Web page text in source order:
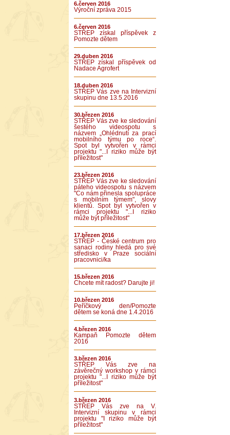
6.červen 2016
Výroční zpráva 2015
6.červen 2016
STŘEP získal příspěvek z
Pomozte dětem
29.duben 2016
STŘEP získal příspěvek od
Nadace Agrofert
18.duben 2016
STŘEP Vás zve na Intervizní
skupinu dne 13.5.2016
30.březen 2016
STŘEP Vás zve ke sledování
šestého videospotu s
názvem „Ohlédnutí za prací
mobilního týmu po roce“.
Spot byl vytvořen v rámci
projektu "...I riziko může být
příležitost"
23.březen 2016
STŘEP Vás zve ke sledování
páteho videospotu s názvem
"Co nám přinesla spolupráce
s mobilním týmem", slovy
klientů. Spot byl vytvořen v
rámci projektu "...I riziko
může být příležitost"
17.březen 2016
STŘEP - České centrum pro
sanaci rodiny hledá pro své
středisko v Praze sociální
pracovnici/ka
15.březen 2016
Chcete mít radost? Darujte ji!
10.březen 2016
Peříčkový den/Pomozte
dětem se koná dne 1.4.2016
4.březen 2016
Kampaň Pomozte dětem
2016
3.březen 2016
STŘEP Vás zve na
závěrečný workshop v rámci
projektu "...I riziko může být
příležitost"
3.březen 2016
STŘEP Vás zve na V.
Intervizní skupinu v rámci
projektu "I riziko může být
příležitost"